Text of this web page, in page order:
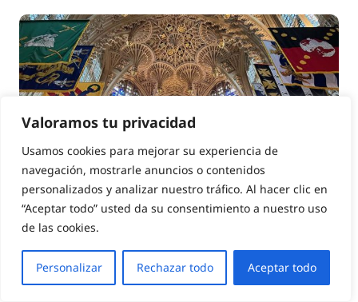
Valoramos tu privacidad
Usamos cookies para mejorar su experiencia de
navegación, mostrarle anuncios o contenidos
personalizados y analizar nuestro tráfico. Al hacer clic en
“Aceptar todo” usted da su consentimiento a nuestro uso
de las cookies.
Personalizar Rechazar todo Aceptar todo
College Garden
El jardín privado de la Abadía de Westminster es
considerado como el jardín más antiguo de
Inglaterra, con cerca de 1000 años. Y sí, se puede